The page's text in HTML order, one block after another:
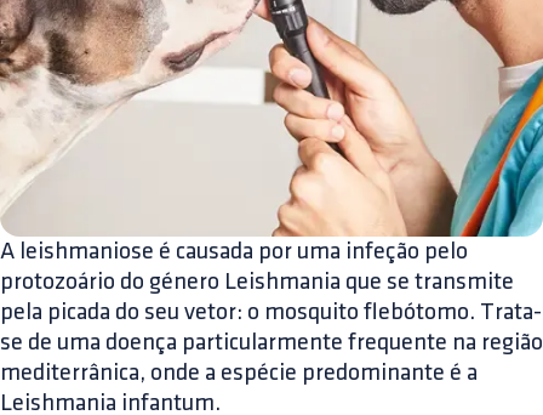
A leishmaniose é causada por uma infeção pelo
protozoário do género Leishmania que se transmite
pela picada do seu vetor: o mosquito flebótomo. Trata-
se de uma doença particularmente frequente na região
mediterrânica, onde a espécie predominante é a
Leishmania infantum.